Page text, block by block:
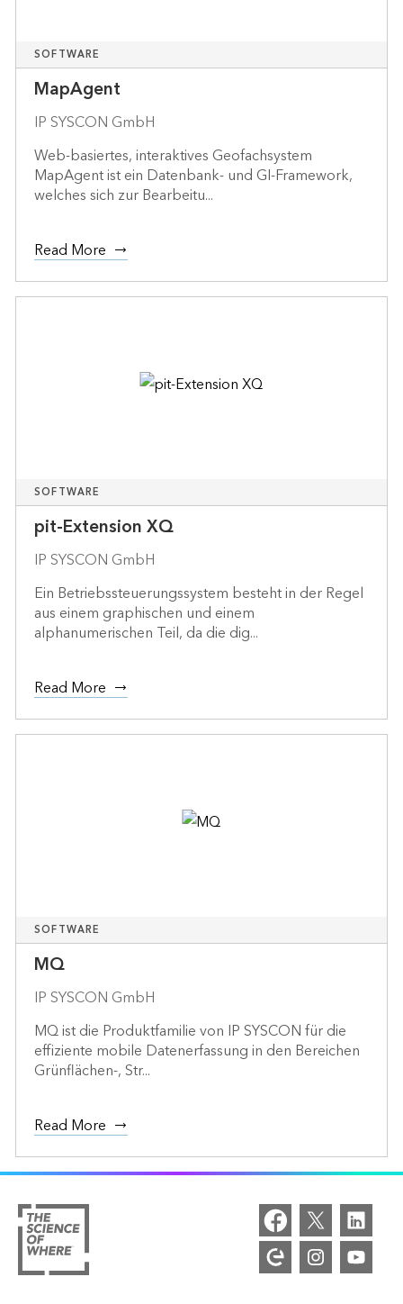
SOFTWARE
MapAgent
IP SYSCON GmbH
Web-basiertes, interaktives Geofachsystem
MapAgent ist ein Datenbank- und GI-Framework,
welches sich zur Bearbeitu...
Read More
SOFTWARE
pit-Extension XQ
IP SYSCON GmbH
Ein Betriebssteuerungssystem besteht in der Regel
aus einem graphischen und einem
alphanumerischen Teil, da die dig...
Read More
SOFTWARE
MQ
IP SYSCON GmbH
MQ ist die Produktfamilie von IP SYSCON für die
effiziente mobile Datenerfassung in den Bereichen
Grünflächen-, Str...
Read More